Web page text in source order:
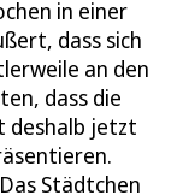
in einer
dass sich
an den
dass die
deshalb jetzt
Städtchen